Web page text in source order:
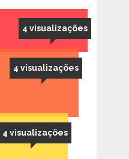
4 visualizações
4 visualizações
4 visualizações